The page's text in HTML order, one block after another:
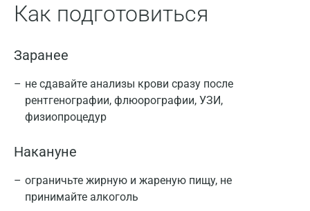
Как подготовиться
Заранее
не сдавайте анализы крови сразу после
рентгенографии, флюорографии, УЗИ,
физиопроцедур
Накануне
ограничьте жирную и жареную пищу, не
принимайте алкоголь